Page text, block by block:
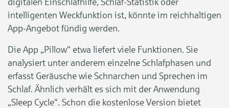
intelligenten Weckfunktion ist, könnte im reichhaltigen
App-Angebot fündig werden.
Die App „Pillow“ etwa liefert viele Funktionen. Sie
analysiert unter anderem einzelne Schlafphasen und
erfasst Geräusche wie Schnarchen und Sprechen im
Schlaf. Ähnlich verhält es sich mit der Anwendung
„Sleep Cycle“. Schon die kostenlose Version bietet